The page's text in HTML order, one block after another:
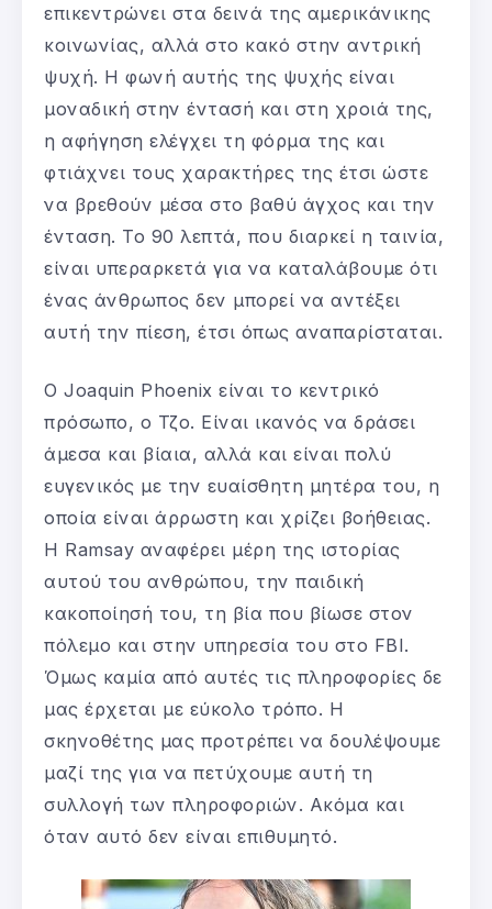
επικεντρώνει στα δεινά της αμερικάνικης
κοινωνίας, αλλά στο κακό στην αντρική
ψυχή. Η φωνή αυτής της ψυχής είναι
μοναδική στην έντασή και στη χροιά της,
η αφήγηση ελέγχει τη φόρμα της και
φτιάχνει τους χαρακτήρες της έτσι ώστε
να βρεθούν μέσα στο βαθύ άγχος και την
ένταση. Το 90 λεπτά, που διαρκεί η ταινία,
είναι υπεραρκετά για να καταλάβουμε ότι
ένας άνθρωπος δεν μπορεί να αντέξει
αυτή την πίεση, έτσι όπως αναπαρίσταται.
Ο Joaquin Phoenix είναι το κεντρικό
πρόσωπο, ο Τζο. Είναι ικανός να δράσει
άμεσα και βίαια, αλλά και είναι πολύ
ευγενικός με την ευαίσθητη μητέρα του, η
οποία είναι άρρωστη και χρίζει βοήθειας.
Η Ramsay αναφέρει μέρη της ιστορίας
αυτού του ανθρώπου, την παιδική
κακοποίησή του, τη βία που βίωσε στον
πόλεμο και στην υπηρεσία του στο FBI.
Όμως καμία από αυτές τις πληροφορίες δε
μας έρχεται με εύκολο τρόπο. Η
σκηνοθέτης μας προτρέπει να δουλέψουμε
μαζί της για να πετύχουμε αυτή τη
συλλογή των πληροφοριών. Ακόμα και
όταν αυτό δεν είναι επιθυμητό.